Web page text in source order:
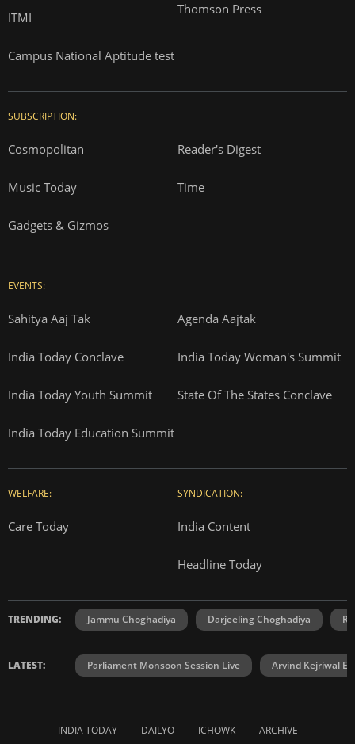
ITMI
Campus National Aptitude test
Thomson Press
SUBSCRIPTION:
Cosmopolitan Reader's Digest
Music Today Time
Gadgets & Gizmos
EVENTS:
Sahitya Aaj Tak Agenda Aajtak
India Today Conclave India Today Woman's Summit
India Today Youth Summit State Of The States Conclave
India Today Education Summit
WELFARE:
Care Today
SYNDICATION:
India Content
Headline Today
TRENDING: Jammu Choghadiya Darjeeling Choghadiya
LATEST: Parliament Monsoon Session Live Arvind Kejriwal
INDIA TODAY DAILYO ICHOWK ARCHIVE